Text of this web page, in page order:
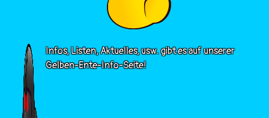
Infos, Listen, Aktuelles, usw. gibt es auf unserer
Gelben-Ente-Info-Seite!